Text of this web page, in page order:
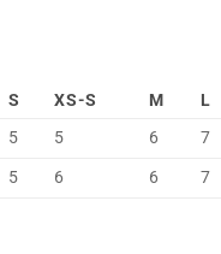
S XS-S M L
5 5 6 7
5 6 6 7